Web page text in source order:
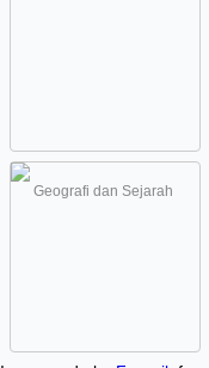
Geografi dan Sejarah